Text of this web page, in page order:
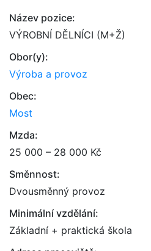
Název pozice:
VÝROBNÍ DĚLNÍCI (M+Ž)
Obor(y):
Výroba a provoz
Obec:
Most
Mzda:
25 000 – 28 000 Kč
Směnnost:
Dvousměnný provoz
Minimální vzdělání:
Základní + praktická škola